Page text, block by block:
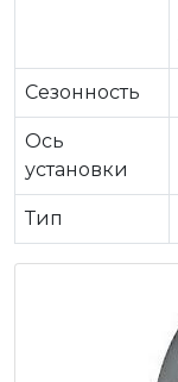
Сезонность
Ось
установки
Тип